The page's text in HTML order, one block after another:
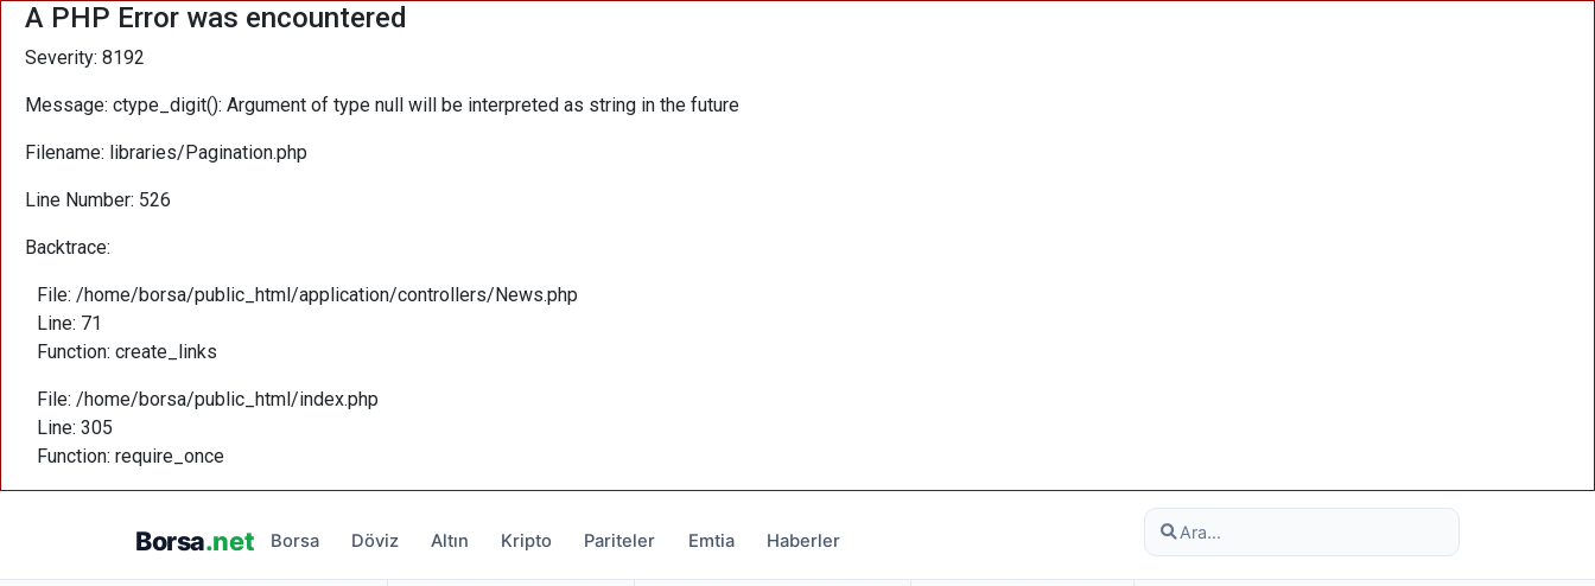
A PHP Error was encountered
Severity: 8192
Message: ctype_digit(): Argument of type null will be interpreted as string in the future
Filename: libraries/Pagination.php
Line Number: 526
Backtrace:
File: /home/borsa/public_html/application/controllers/News.php
Line: 71
Function: create_links
File: /home/borsa/public_html/index.php
Line: 305
Function: require_once
Borsa.net Borsa Döviz Altın Kripto Pariteler Emtia Haberler